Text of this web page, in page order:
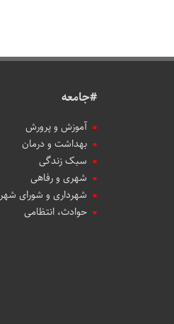
#جامعه
آموزش و پرورش
بهداشت و درمان
سبک زندگی
شهری و رفاهی
شهرداری و شورای شهر
حوادث، انتظامی